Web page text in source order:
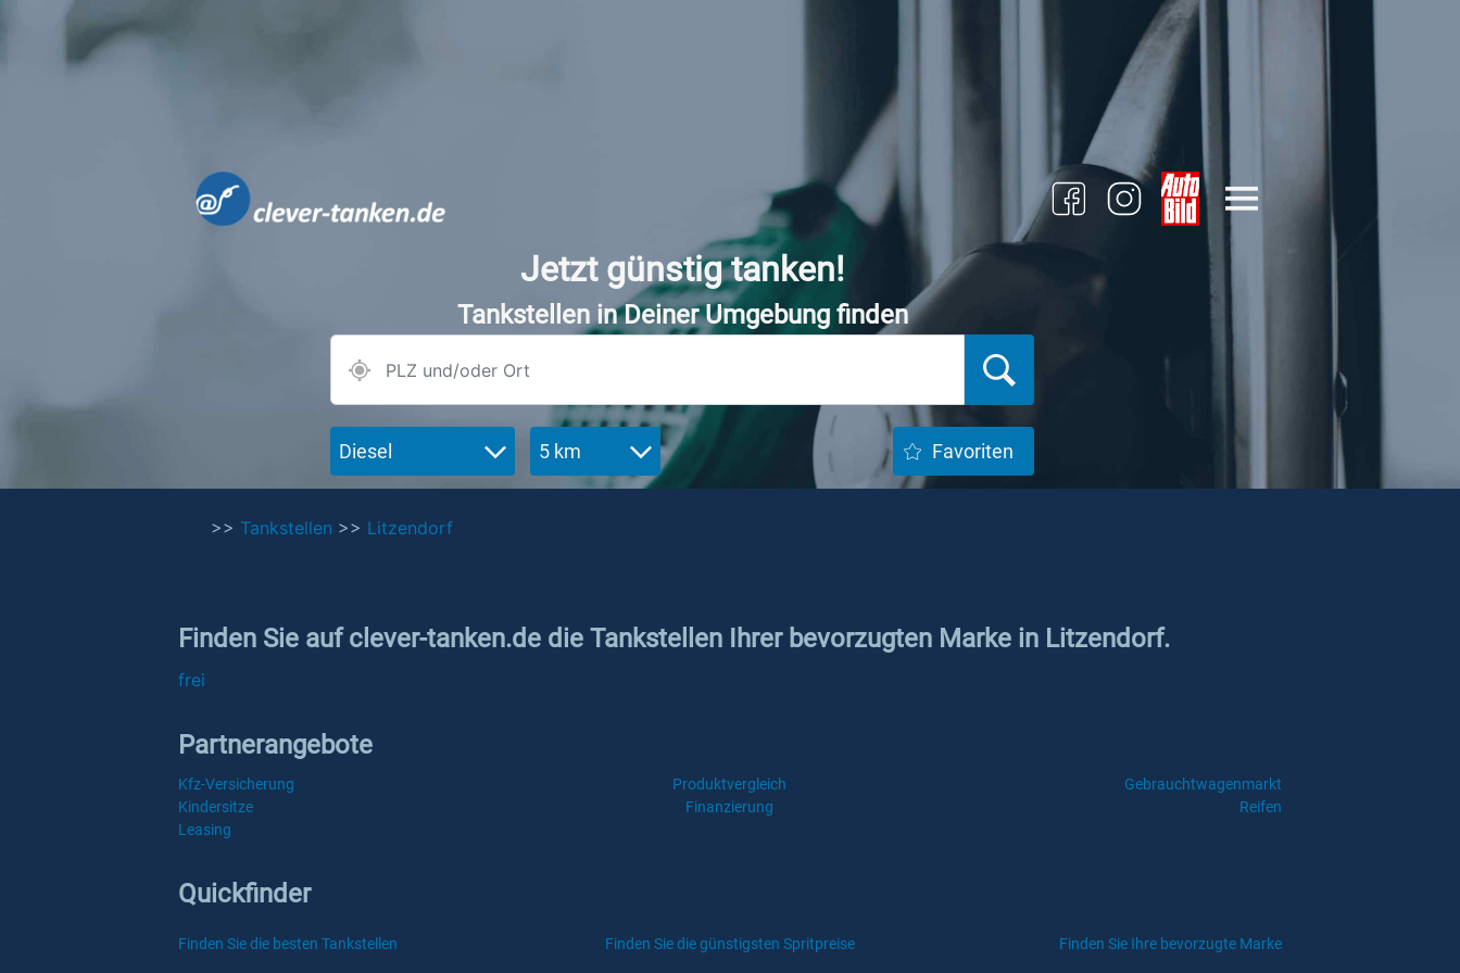
Jetzt günstig tanken!
Tankstellen in Deiner Umgebung finden
Diesel 5 km Favoriten
>> Tankstellen >> Litzendorf
Finden Sie auf clever-tanken.de die Tankstellen Ihrer bevorzugten Marke in Litzendorf.
frei
Partnerangebote
Kfz-Versicherung Produktvergleich
Gebrauchtwagenmarkt
Kindersitze
Finanzierung
Reifen
Leasing
Quickfinder
Finden Sie die besten Tankstellen Finden Sie die günstigsten Spritpreise Finden Sie Ihre bevorzugte Marke